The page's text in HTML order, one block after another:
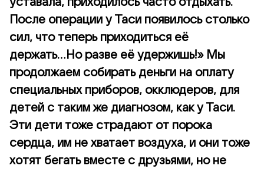
После операции у Таси появилось столько
сил, что теперь приходиться её
держать...Но разве её удержишь!» Мы
продолжаем собирать деньги на оплату
специальных приборов, окклюдеров, для
детей с таким же диагнозом, как у Таси.
Эти дети тоже страдают от порока
сердца, им не хватает воздуха, и они тоже
хотят бегать вместе с друзьями, но не